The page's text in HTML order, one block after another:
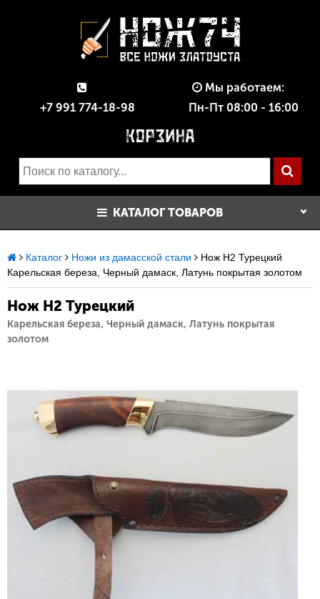
+7 991 774-18-98
Мы работаем:
Пн-Пт 08:00 - 16:00
КАТАЛОГ ТОВАРОВ
Каталог Ножи из дамасской стали
Нож Н2 Турецкий
Карельская береза, Черный дамаск, Латунь покрытая золотом
Нож Н2 Турецкий
Карельская береза, Черный дамаск, Латунь покрытая
золотом